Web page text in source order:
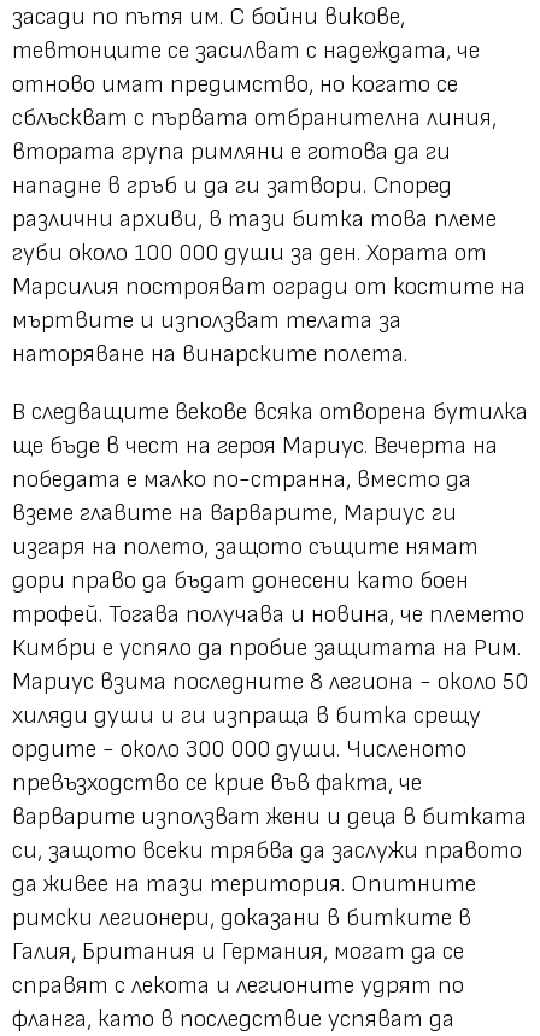
засади по пътя им. С бойни викове,
тевтонците се засилват с надеждата, че
отново имат предимство, но когато се
сблъскват с първата отбранителна линия,
втората група римляни е готова да ги
нападне в гръб и да ги затвори. Според
различни архиви, в тази битка това племе
губи около 100 000 души за ден. Хората от
Марсилия построяват огради от костите на
мъртвите и използват телата за
наторяване на винарските полета.
В следващите векове всяка отворена бутилка
ще бъде в чест на героя Мариус. Вечерта на
победата е малко по-странна, вместо да
вземе главите на варварите, Мариус ги
изгаря на полето, защото същите нямат
дори право да бъдат донесени като боен
трофей. Тогава получава и новина, че племето
Кимбри е успяло да пробие защитата на Рим.
Мариус взима последните 8 легиона - около 50
хиляди души и ги изпраща в битка срещу
ордите - около 300 000 души. Численото
превъзходство се крие във факта, че
варварите използват жени и деца в битката
си, защото всеки трябва да заслужи правото
да живее на тази територия. Опитните
римски легионери, доказани в битките в
Галия, Британия и Германия, могат да се
справят с лекота и легионите удрят по
фланга, като в последствие успяват да